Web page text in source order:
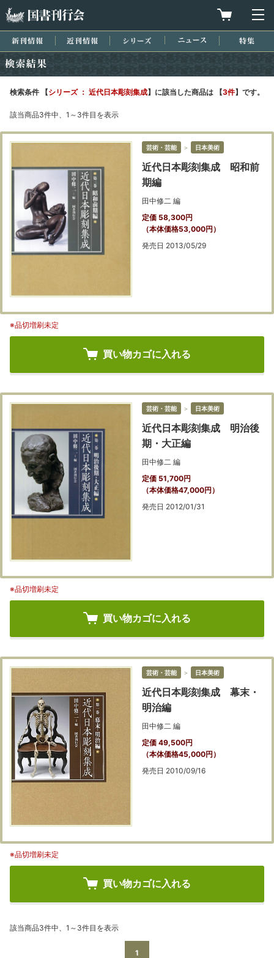
買物カゴを
新刊情報 近刊情報 シリーズ ニュース
検索条件 【シリーズ ： 近代日本彫刻集成】に該当した商品は 【3件】です。
該当商品3件中、1～3件目を表示
芸術・芸能 ＞ 日本美術
近代日本彫刻集成 昭和前
期編
田中修二 編
定価 58,300円
（本体価格53,000円）
発売日 2013/05/29
※品切増刷未定
買い物カゴに入れる
芸術・芸能 ＞ 日本美術
近代日本彫刻集成 明治後
期・大正編
田中修二 編
定価 51,700円
（本体価格47,000円）
発売日 2012/01/31
※品切増刷未定
買い物カゴに入れる
芸術・芸能 ＞ 日本美術
近代日本彫刻集成 幕末・
明治編
田中修二 編
定価 49,500円
（本体価格45,000円）
発売日 2010/09/16
※品切増刷未定
買い物カゴに入れる
該当商品3件中、1～3件目を表示
1